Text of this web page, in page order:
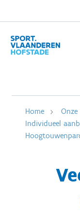
Home
Individueel